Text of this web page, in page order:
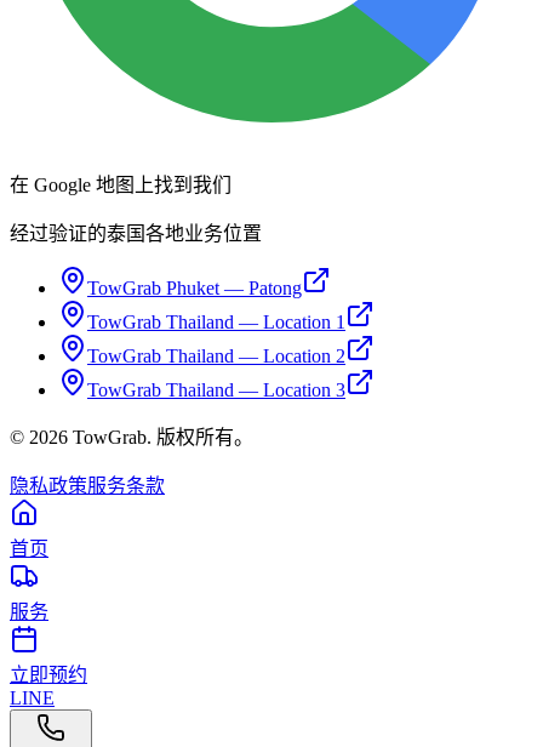
在 Google 地图上找到我们
经过验证的泰国各地业务位置
TowGrab Phuket — Patong
TowGrab Thailand — Location 1
TowGrab Thailand — Location 2
TowGrab Thailand — Location 3
© 2026 TowGrab. 版权所有。
隐私政策服务条款
首页
服务
立即预约
LINE